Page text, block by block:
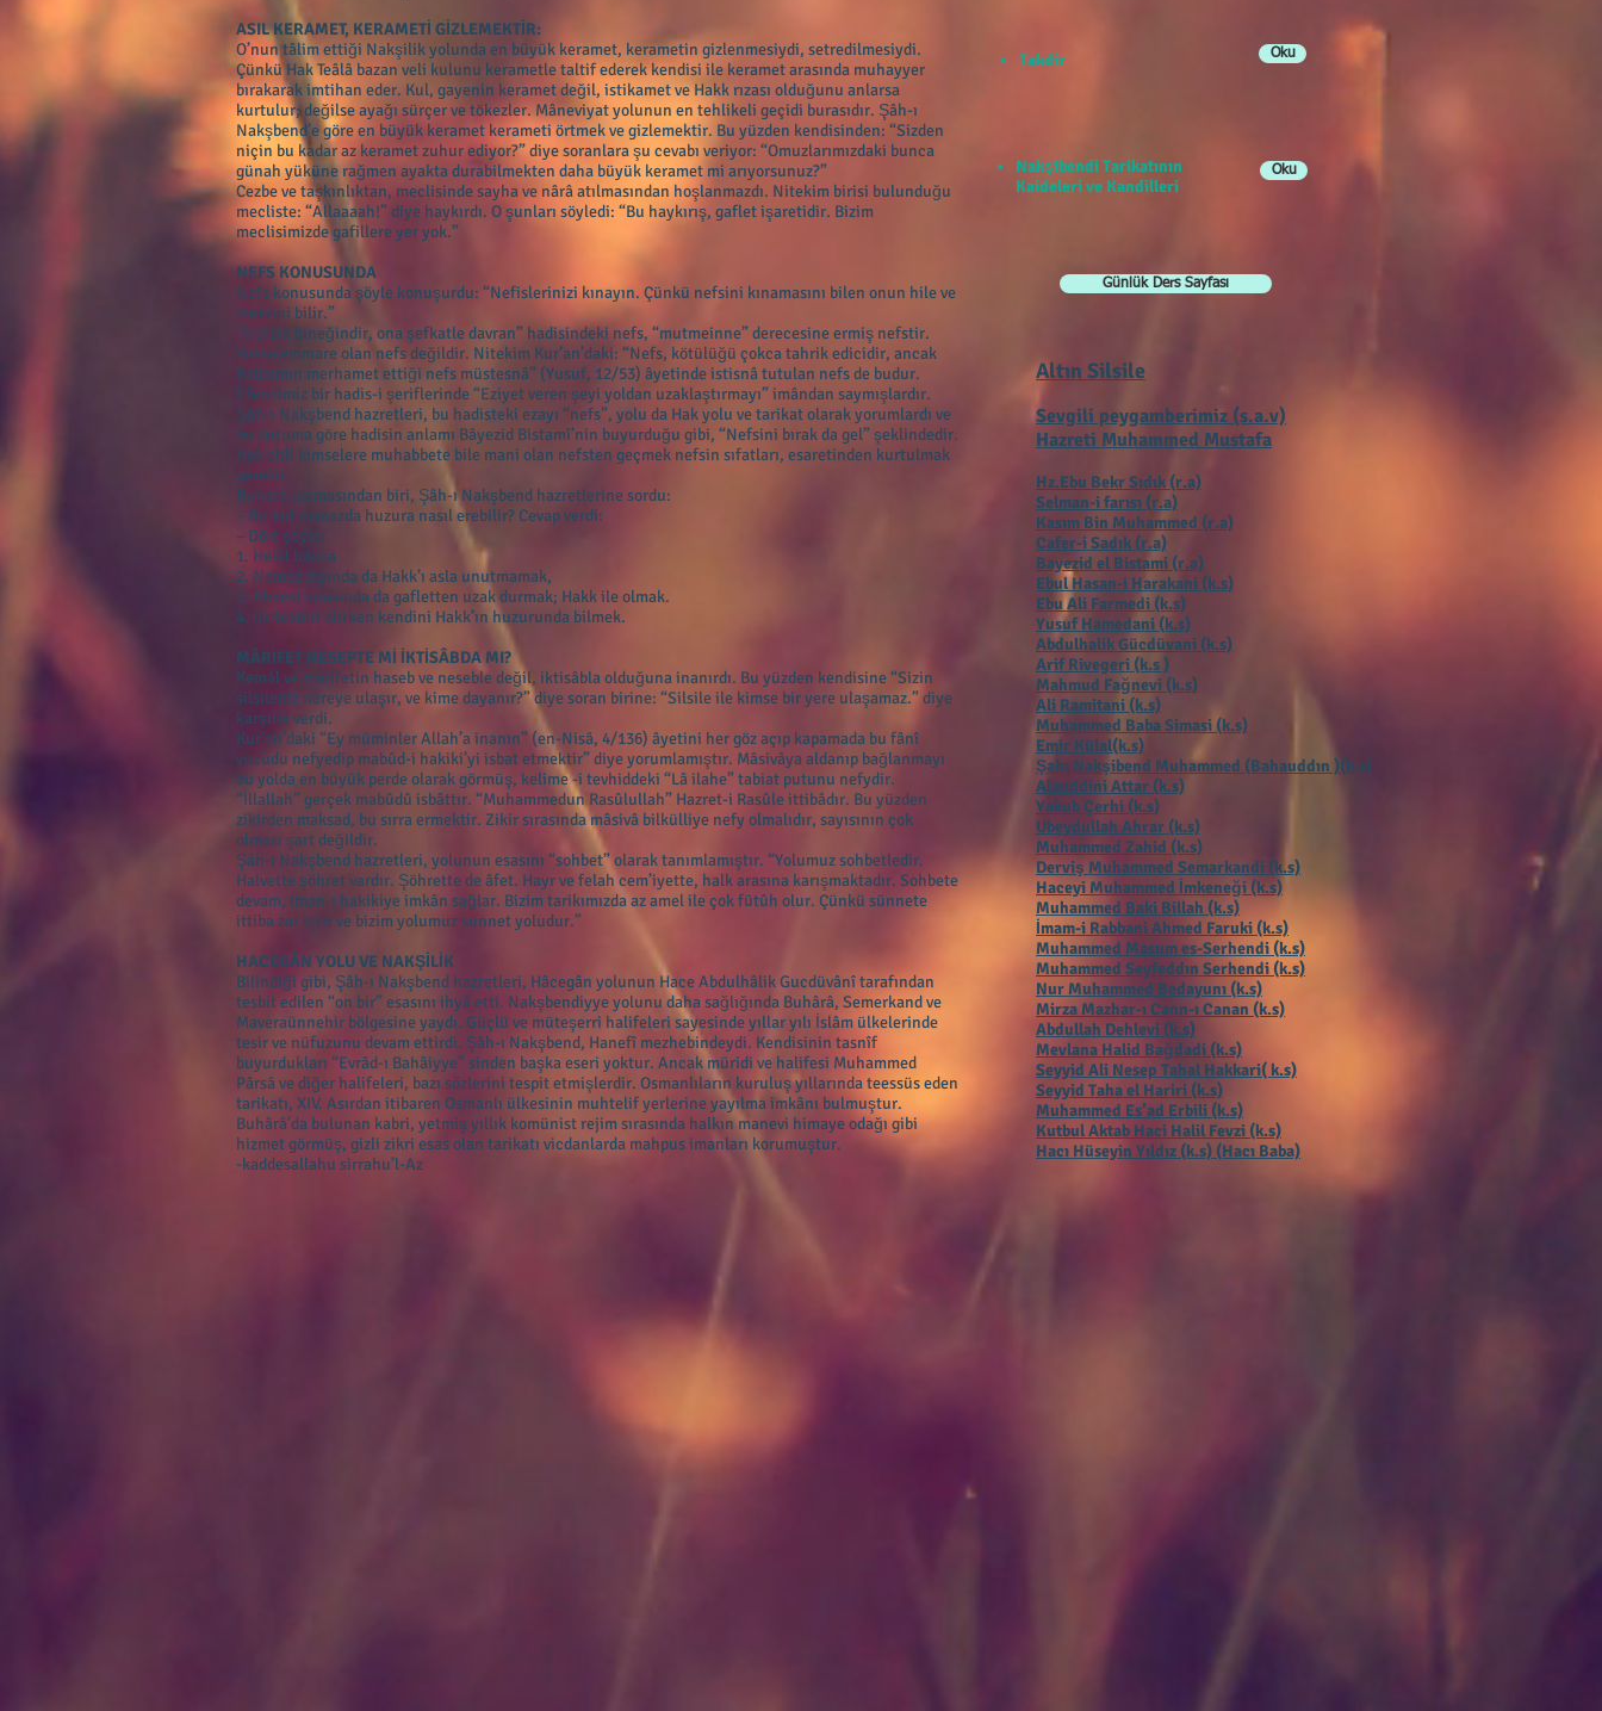
ASIL KERAMET, KERAMETİ GİZLEMEKTİR:
O’nun tâlim ettiği Nakşilik yolunda en büyük keramet, kerametin gizlenmesiydi, setredilmesiydi.
Çünkü Hak Teâlâ bazan veli kulunu kerametle taltif ederek kendisi ile keramet arasında muhayyer
bırakarak imtihan eder. Kul, gayenin keramet değil, istikamet ve Hakk rızası olduğunu anlarsa
kurtulur; değilse ayağı sürçer ve tökezler. Mâneviyat yolunun en tehlikeli geçidi burasıdır. Şâh-ı
Nakşbend’e göre en büyük keramet kerameti örtmek ve gizlemektir. Bu yüzden kendisinden: “Sizden
niçin bu kadar az keramet zuhur ediyor?” diye soranlara şu cevabı veriyor: “Omuzlarımızdaki bunca
günah yüküne rağmen ayakta durabilmekten daha büyük keramet mi arıyorsunuz?”
Cezbe ve taşkınlıktan, meclisinde sayha ve nârâ atılmasından hoşlanmazdı. Nitekim birisi bulunduğu
mecliste: “Allaaaah!” diye haykırdı. O şunları söyledi: “Bu haykırış, gaflet işaretidir. Bizim
meclisimizde gafillere yer yok.”
NEFS KONUSUNDA
Nefs konusunda şöyle konuşurdu: “Nefislerinizi kınayın. Çünkü nefsini kınamasını bilen onun hile ve
mekrini bilir.”
“Nefsin bineğindir, ona şefkatle davran” hadisindeki nefs, “mutmeinne” derecesine ermiş nefstir.
Yoksa emmare olan nefs değildir. Nitekim Kur’an’daki: “Nefs, kötülüğü çokca tahrik edicidir, ancak
Rabbımın merhamet ettiği nefs müstesnâ” (Yusuf, 12/53) âyetinde istisnâ tutulan nefs de budur.
Efendimiz bir hadis-i şeriflerinde “Eziyet veren şeyi yoldan uzaklaştırmayı” imândan saymışlardır.
Şâh-ı Nakşbend hazretleri, bu hadisteki ezayı “nefs”, yolu da Hak yolu ve tarikat olarak yorumlardı ve
bu duruma göre hadisin anlamı Bâyezid Bistamî’nin buyurduğu gibi, “Nefsini bırak da gel” şeklindedir.
Hak ehli kimselere muhabbete bile mani olan nefsten geçmek nefsin sıfatları, esaretinden kurtulmak
gerekir.
Buhara ulemasından biri, Şâh-ı Nakşbend hazretlerine sordu:
– Bir kul namazda huzura nasıl erebilir? Cevap verdi:
– Dört şeyle:
1. Helâl lokma
2. Namaz dışında da Hakk’ı asla unutmamak,
3. Abdest sırasında da gafletten uzak durmak; Hakk ile olmak.
4. İlk tekbiri alırken kendini Hakk’ın huzurunda bilmek.
MÂRİFET NESEPTE Mİ İKTİSÂBDA MI?
Kemâl ve mârifetin haseb ve neseble değil, iktisâbla olduğuna inanırdı. Bu yüzden kendisine “Sizin
silsileniz nereye ulaşır, ve kime dayanır?” diye soran birine: “Silsile ile kimse bir yere ulaşamaz.” diye
karşılık verdi.
Kur’an’daki “Ey müminler Allah’a inanın” (en-Nisâ, 4/136) âyetini her göz açıp kapamada bu fânî
vücûdu nefyedip mabûd-i hakiki’yi isbat etmektir” diye yorumlamıştır. Mâsivâya aldanıp bağlanmayı
bu yolda en büyük perde olarak görmüş, kelime -i tevhiddeki “Lâ ilahe” tabiat putunu nefydir.
“İllallah” gerçek mabûdû isbâttır. “Muhammedun Rasûlullah” Hazret-i Rasûle ittibâdır. Bu yüzden
zikirden maksad, bu sırra ermektir. Zikir sırasında mâsivâ bilkülliye nefy olmalıdır, sayısının çok
olması şart değildir.
Şâh-ı Nakşbend hazretleri, yolunun esasını “sohbet” olarak tanımlamıştır. “Yolumuz sohbetledir.
Halvette şöhret vardır. Şöhrette de âfet. Hayr ve felah cem’iyette, halk arasına karışmaktadır. Sohbete
devam, iman-ı hakikiye imkân sağlar. Bizim tarikımızda az amel ile çok fütûh olur. Çünkü sünnete
ittiba zor iştir ve bizim yolumuz sünnet yoludur.”
HACEGÂN YOLU VE NAKŞİLİK
Bilindiği gibi, Şâh-ı Nakşbend hazretleri, Hâcegân yolunun Hace Abdulhâlik Gucdüvânî tarafından
tesbit edilen “on bir” esasını ihyâ etti. Nakşbendiyye yolunu daha sağlığında Buhârâ, Semerkand ve
Maveraünnehir bölgesine yaydı. Güçlü ve müteşerri halifeleri sayesinde yıllar yılı İslâm ülkelerinde
tesir ve nüfuzunu devam ettirdi. Şâh-ı Nakşbend, Hanefî mezhebindeydi. Kendisinin tasnîf
buyurdukları “Evrâd-ı Bahâiyye” sinden başka eseri yoktur. Ancak müridi ve halifesi Muhammed
Pârsâ ve diğer halifeleri, bazı sözlerini tespit etmişlerdir. Osmanlıların kuruluş yıllarında teessüs eden
tarikatı, XIV. Asırdan itibaren Osmanlı ülkesinin muhtelif yerlerine yayılma imkânı bulmuştur.
Buhârâ’da bulunan kabri, yetmiş yıllık komünist rejim sırasında halkın manevi himaye odağı gibi
hizmet görmüş, gizli zikri esas olan tarikatı vicdanlarda mahpus imanları korumuştur.
-kaddesallahu sirrahu’l-Az
Günlük Ders Sayfası
Altın Silsile
Sevgili peygamberimiz (s.a.v)
Hazreti Muhammed Mustafa
Hz.Ebu Bekr Sıdık (r.a)
Selman-i farısı (r.a)
Kasım Bin Muhammed (r.a)
Cafer-i Sadık (r.a)
Bayezid el Bistami (r.a)
Ebul Hasan-i Harakani (k.s)
Ebu Ali Farmedi (k.s)
Yusuf Hamedani (k.s)
Abdulhalik Gücdüvani (k.s)
Arif Rivegeri (k.s )
Mahmud Fağnevi (k.s)
Ali Ramitani (k.s)
Muhammed Baba Simasi (k.s)
Emir Külal(k.s)
Şahı Nakşibend Muhammed (Bahauddın )(k.s)
Alauddini Attar (k.s)
Yakub Çerhi (k.s)
Ubeydullah Ahrar (k.s)
Muhammed Zahid (k.s)
Derviş Muhammed Semarkandi (k.s)
Haceyi Muhammed İmkeneği (k.s)
Muhammed Baki Billah (k.s)
İmam-i Rabbani Ahmed Faruki (k.s)
Muhammed Masum es-Serhendi (k.s)
Muhammed Seyfeddın Serhendi (k.s)
Nur Muhammed Bedayunı (k.s)
Mirza Mazhar-ı Cann-ı Canan (k.s)
Abdullah Dehlevi (k.s)
Mevlana Halid Bağdadi (k.s)
Seyyid Ali Nesep Tahal Hakkari( k.s)
Seyyid Taha el Hariri (k.s)
Muhammed Es’ad Erbili (k.s)
Kutbul Aktab Haci Halil Fevzi (k.s)
Hacı Hüseyin Yıldız (k.s) (Hacı Baba)
Takdir Oku
Nakşibendi Tarikatının
Kaideleri ve Kandilleri
Oku